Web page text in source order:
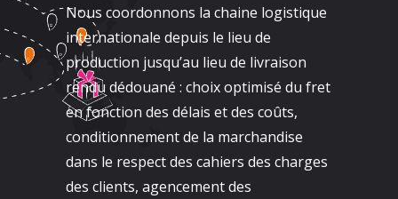
Nous coordonnons la chaine logistique
internationale depuis le lieu de
production jusqu’au lieu de livraison
rendu dédouané : choix optimisé du fret
en fonction des délais et des coûts,
conditionnement de la marchandise
dans le respect des cahiers des charges
des clients, agencement des